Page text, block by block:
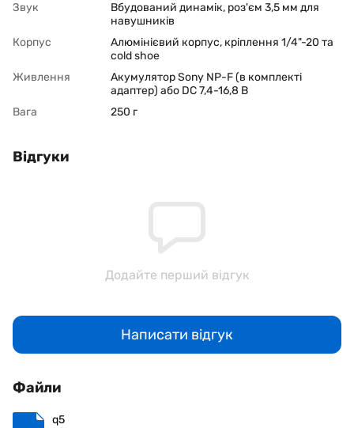
Звук
Вбудований динамік, роз'єм 3,5 мм для
навушників
Корпус
Алюмінієвий корпус, кріплення 1/4"-20 та
cold shoe
Живлення
Акумулятор Sony NP-F (в комплекті
адаптер) або DC 7,4-16,8 В
Вага
250 г
Відгуки
Додайте перший відгук
Написати відгук
Файли
q5